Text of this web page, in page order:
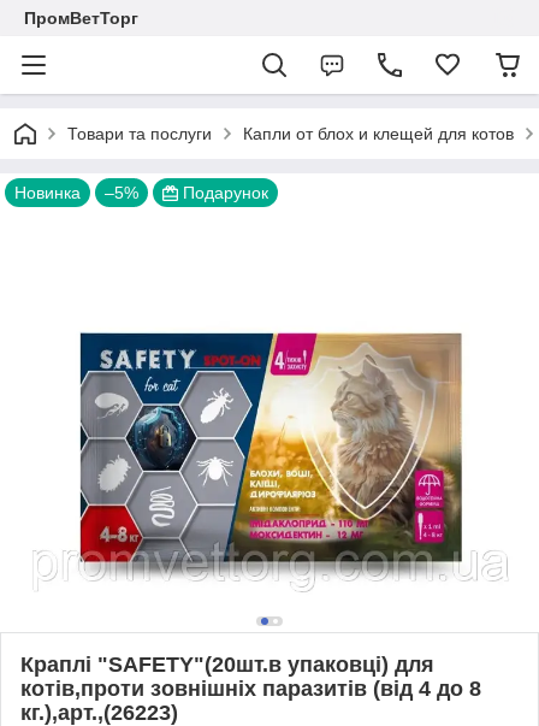
ПромВетТорг
Товари та послуги Капли от блох и клещей для котов
Новинка –5% Подарунок
Краплі "SAFETY"(20шт.в упаковці) для
котів,проти зовнішніх паразитів (від 4 до 8
кг.),арт.,(26223)